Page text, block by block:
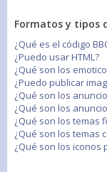
Formatos y tipos
¿Qué es el código
¿Puedo usar HTML?
¿Qué son los
¿Puedo publicar
¿Qué son los
¿Qué son los
¿Qué son los temas
¿Qué son los temas
¿Qué son los iconos